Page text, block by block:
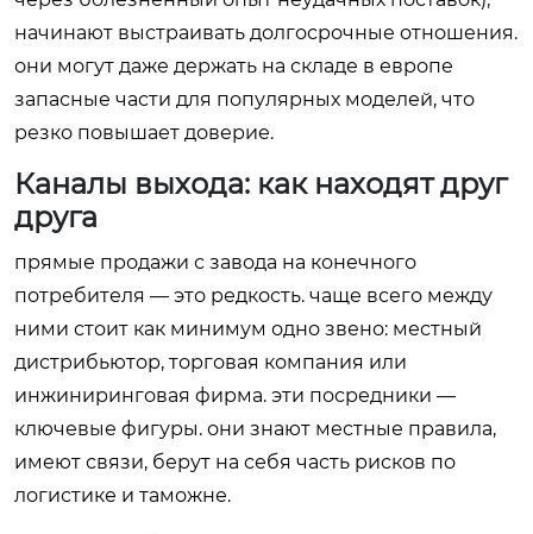
начинают выстраивать долгосрочные отношения.
они могут даже держать на складе в европе
запасные части для популярных моделей, что
резко повышает доверие.
Каналы выхода: как находят друг
друга
прямые продажи с завода на конечного
потребителя — это редкость. чаще всего между
ними стоит как минимум одно звено: местный
дистрибьютор, торговая компания или
инжиниринговая фирма. эти посредники —
ключевые фигуры. они знают местные правила,
имеют связи, берут на себя часть рисков по
логистике и таможне.